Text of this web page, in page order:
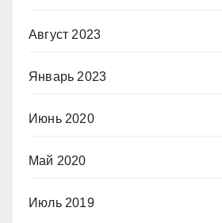
Август 2023
Январь 2023
Июнь 2020
Май 2020
Июль 2019